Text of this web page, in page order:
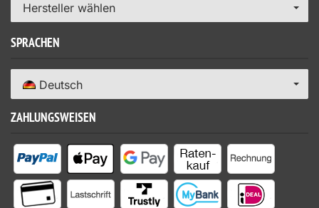
Hersteller wählen
SPRACHEN
Deutsch
ZAHLUNGSWEISEN